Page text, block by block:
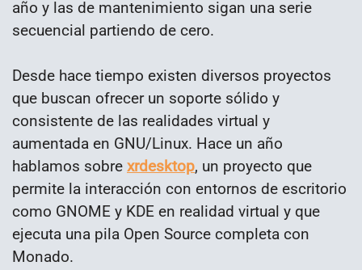
año y las de mantenimiento sigan una serie
secuencial partiendo de cero.
Desde hace tiempo existen diversos proyectos
que buscan ofrecer un soporte sólido y
consistente de las realidades virtual y
aumentada en GNU/Linux. Hace un año
hablamos sobre xrdesktop, un proyecto que
permite la interacción con entornos de escritorio
como GNOME y KDE en realidad virtual y que
ejecuta una pila Open Source completa con
Monado.